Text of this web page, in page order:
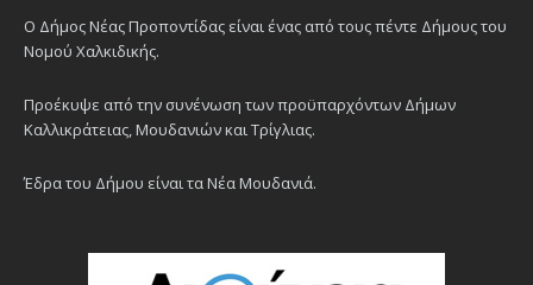
Ο Δήμος Νέας Προποντίδας είναι ένας από τους πέντε Δήμους του
Νομού Χαλκιδικής.
Προέκυψε από την συνένωση των προϋπαρχόντων Δήμων
Καλλικράτειας, Μουδανιών και Τρίγλιας.
Έδρα του Δήμου είναι τα Νέα Μουδανιά.